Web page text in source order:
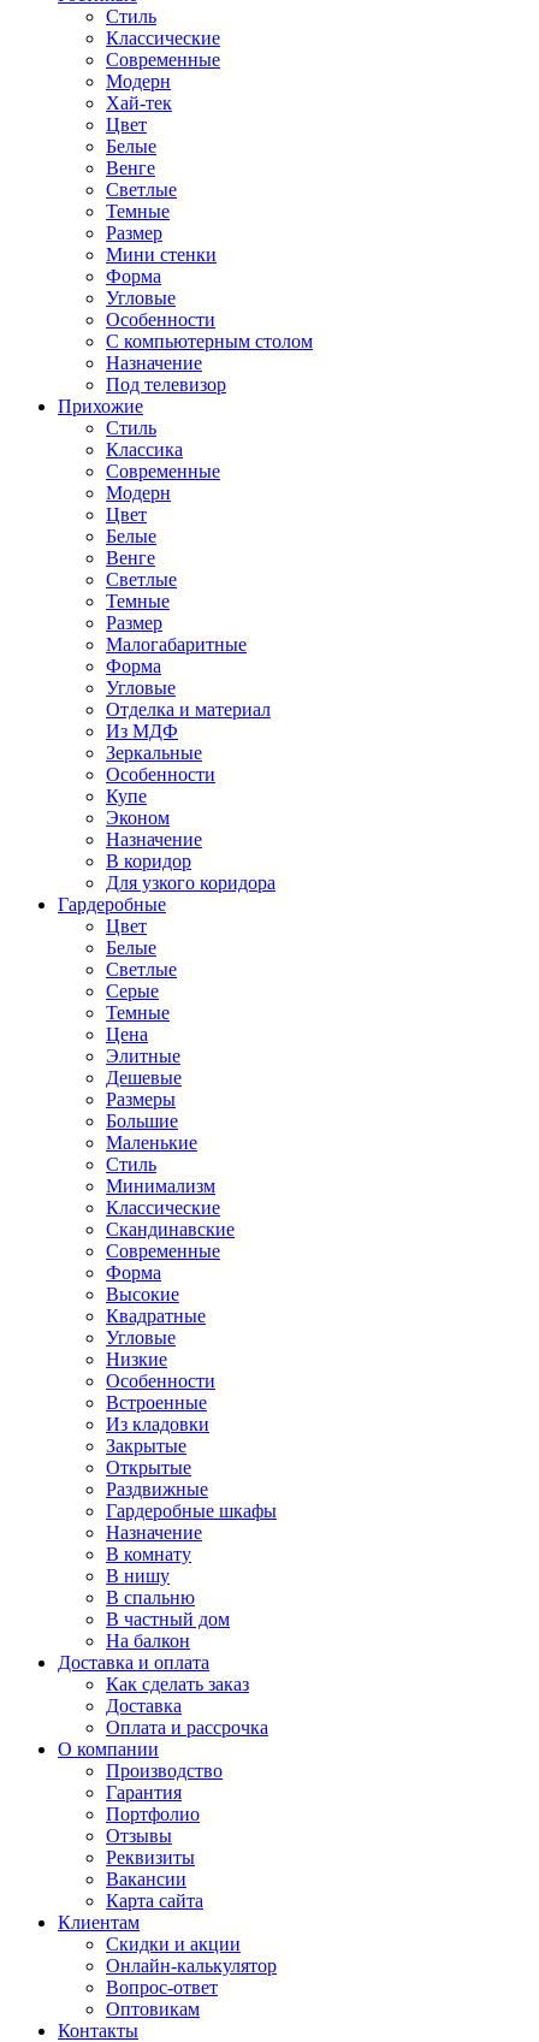
Стиль
Классические
Современные
Модерн
Хай-тек
Цвет
Белые
Венге
Светлые
Темные
Размер
Мини стенки
Форма
Угловые
Особенности
С компьютерным столом
Назначение
Под телевизор
Прихожие
Стиль
Классика
Современные
Модерн
Цвет
Белые
Венге
Светлые
Темные
Размер
Малогабаритные
Форма
Угловые
Отделка и материал
Из МДФ
Зеркальные
Особенности
Купе
Эконом
Назначение
В коридор
Для узкого коридора
Гардеробные
Цвет
Белые
Светлые
Серые
Темные
Цена
Элитные
Дешевые
Размеры
Большие
Маленькие
Стиль
Минимализм
Классические
Скандинавские
Современные
Форма
Высокие
Квадратные
Угловые
Низкие
Особенности
Встроенные
Из кладовки
Закрытые
Открытые
Раздвижные
Гардеробные шкафы
Назначение
В комнату
В нишу
В спальню
В частный дом
На балкон
Доставка и оплата
Как сделать заказ
Доставка
Оплата и рассрочка
О компании
Производство
Гарантия
Портфолио
Отзывы
Реквизиты
Вакансии
Карта сайта
Клиентам
Скидки и акции
Онлайн-калькулятор
Вопрос-ответ
Оптовикам
Контакты